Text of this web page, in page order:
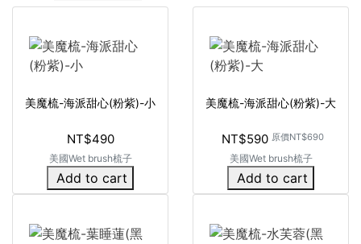
美魔梳-海派甜心(粉紫)-小
NT$490
美國Wet brush梳子
Add to cart
美魔梳-海派甜心(粉紫)-大
NT$590 原價NT$690
美國Wet brush梳子
Add to cart